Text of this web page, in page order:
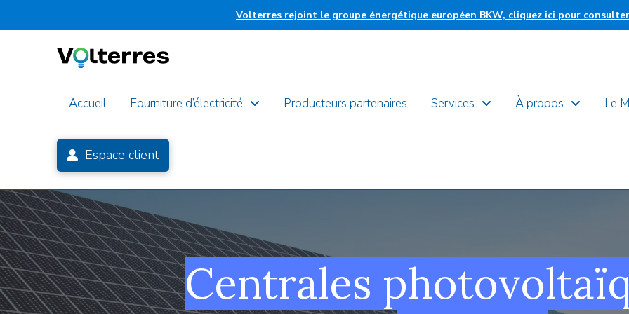
Volterres rejoint le groupe énergétique européen BKW, cliquez ici pour
Accueil Fourniture d’électricité Producteurs partenaires Services À propos Le
Espace client
Centrales